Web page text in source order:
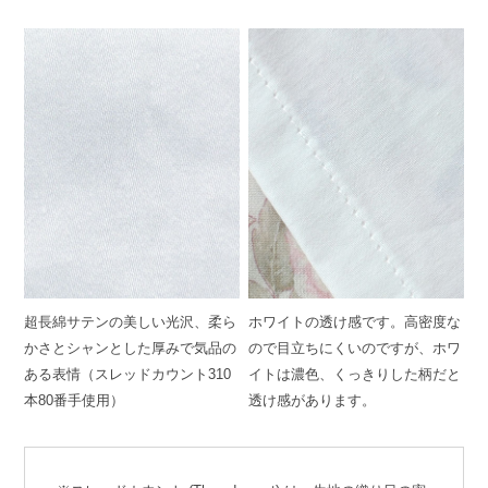
超長綿サテンの美しい光沢、柔ら
かさとシャンとした厚みで気品の
ある表情（スレッドカウント310
本80番手使用）
ホワイトの透け感です。高密度な
ので目立ちにくいのですが、ホワ
イトは濃色、くっきりした柄だと
透け感があります。